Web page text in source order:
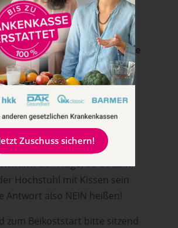
Kind in einem Hochstuhl,
Kissen, wird es sich bei
in die
das hat also nichts mit
zu tun.
aber auf dem menschlichen
der Erwachsene
des Kindes aus.
der Frage, ob es zum
Hochstuhl mit Kissen sein
Antwort also NEIN heißen!
zum Beikoststart bitte sitzend
Zuschuss sichern!